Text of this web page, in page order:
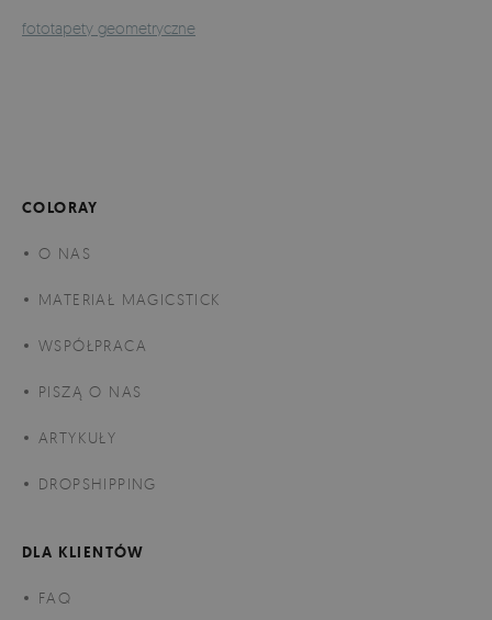
fototapety geometryczne
COLORAY
O NAS
MATERIAŁ MAGICSTICK
WSPÓŁPRACA
PISZĄ O NAS
ARTYKUŁY
DROPSHIPPING
DLA KLIENTÓW
FAQ